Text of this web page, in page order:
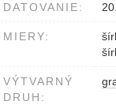
DATOVANIE:
MIERY:
VÝTVARNÝ
DRUH: